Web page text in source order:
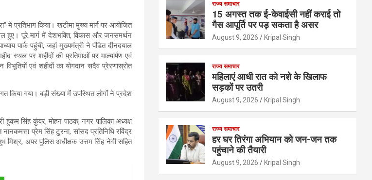
में प्रतिभाग किया। खटीमा मुख्य मार्ग पर आयोजित
हुए। पूरे मार्ग में देशभक्ति, विकास और जनसमर्थन
पार्क पहुंची, जहां मुख्यमंत्री ने पंडित दीनदयाल
स्थल पर शहीदों की प्रतिमाओं पर माल्यार्पण एवं
एवं शहीदों का योगदान सदैव प्रेरणास्रोत
किया गया। बड़ी संख्या में उपस्थित लोगों ने प्रदेश
हुकम सिंह कुंवर, मोहन पाठक, नगर पालिका अध्यक्ष
प्रेम सिंह टुरना, सांसद प्रतिनिधि रविंद्र
मिश्र, अपर पुलिस अधीक्षक उत्तम सिंह नेगी सहित
राज्य समाचार
15 अगस्त तक ई-केवाईसी नहीं कराई तो
गैस आपूर्ति पर पड़ सकता है असर
August 9, 2026 Kripal Singh
राज्य समाचार
महिलाएं आधी रात को नशे के खिलाफ
सड़कों पर उतरी
August 9, 2026 Kripal Singh
राज्य समाचार
हर घर तिरंगा अभियान को जन-जन तक
पहुंचाने की तैयारी
August 9, 2026 Kripal Singh